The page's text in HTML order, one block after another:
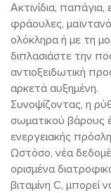
Ακτινίδια,
φράουλες,
ολόκληρα ή με τη
διπλασιάστε την
αντιοξειδωτική
αρκετά αυξημένη.
Συνοψίζοντας, η
σωματικού βάρους
ενεργειακής
Ωστόσο, νέα
ορισμένα
βιταμίνη C,